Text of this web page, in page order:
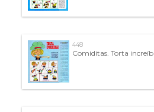
448
Comiditas. Torta